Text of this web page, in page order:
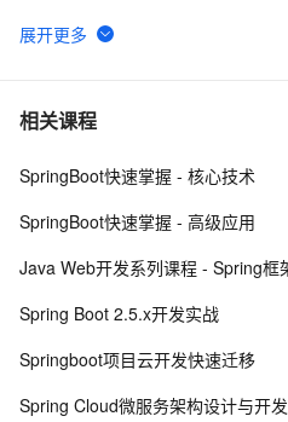
6 使用Spring Cloud Stream集成消
7 F版本SpringCloud 3—大白话
8 Spring Cloud微服务面试题
10Spring5参考指南:JSR 330标准注
相关课程
SpringBoot快速掌握 - 核心技术
SpringBoot快速掌握 - 高级应用
Java Web开发系列课程 - Spring框
Spring Boot 2.5.x开发实战
Springboot项目云开发快速迁移
Spring Cloud微服务架构设计与开